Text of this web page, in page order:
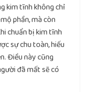
kim tĩnh không chỉ
phần, mà còn
chuẩn bị kim tĩnh
sự chu toàn, hiếu
Điều này cũng
đã mất sẽ có